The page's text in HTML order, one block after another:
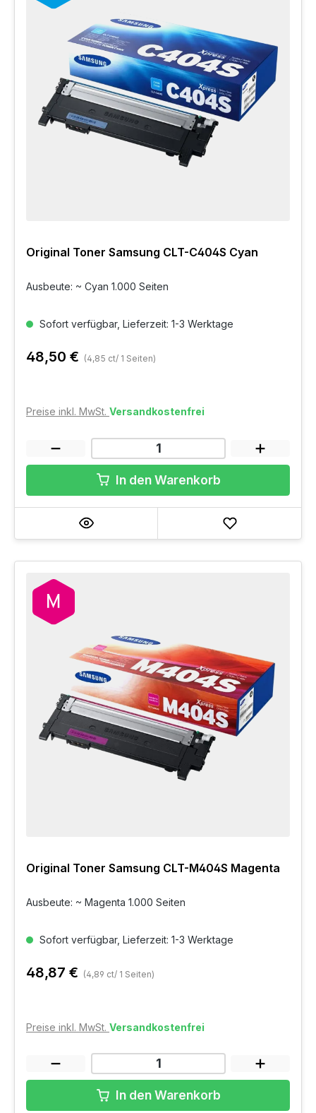
Original Toner Samsung CLT-C404S Cyan
Ausbeute: ~ Cyan 1.000 Seiten
Sofort verfügbar, Lieferzeit: 1-3 Werktage
48,50 € (4,85 ct/ 1 Seiten)
Preise inkl. MwSt. Versandkostenfrei
In den Warenkorb
Original Toner Samsung CLT-M404S Magenta
Ausbeute: ~ Magenta 1.000 Seiten
Sofort verfügbar, Lieferzeit: 1-3 Werktage
48,87 € (4,89 ct/ 1 Seiten)
Preise inkl. MwSt. Versandkostenfrei
In den Warenkorb